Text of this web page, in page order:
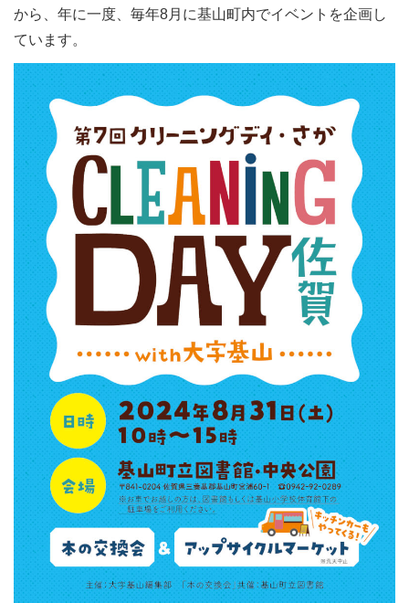
から、年に一度、毎年8月に基山町内でイベントを企画し
ています。